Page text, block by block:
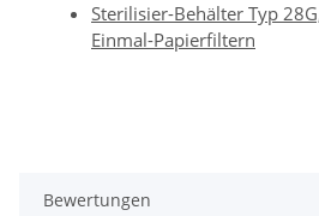
Sterilisier-Behälter Typ
Einmal-Papierfiltern
Bewertungen